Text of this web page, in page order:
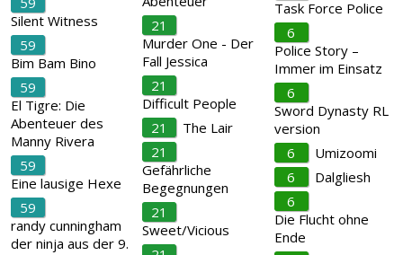
Silent Witness
59
Bim Bam Bino
59
El Tigre: Die
Abenteuer des
Manny Rivera
59
Eine lausige Hexe
59
randy cunningham
der ninja aus der 9.
21
Murder One - Der
Fall Jessica
21
Difficult People
21
The Lair
21
Gefährliche
Begegnungen
21
Sweet/Vicious
Task Force Police
6
Police Story –
Immer im Einsatz
6
Sword Dynasty RL
version
6
Umizoomi
6
Dalgliesh
6
Die Flucht ohne
Ende